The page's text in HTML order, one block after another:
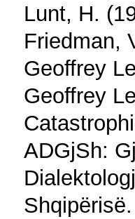
Lunt, H.
Friedman,
Geoffrey
Geoffrey
ADGjSh:
Shqipërisë.